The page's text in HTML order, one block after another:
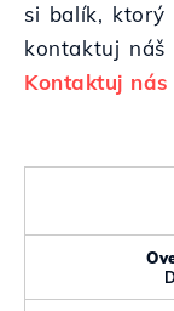
si balík, ktorý
kontaktuj náš
Kontaktuj nás